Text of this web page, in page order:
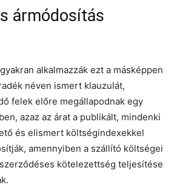
ármódosítás
alkalmazzák ezt a másképpen
néven ismert klauzulát,
felek előre megállapodnak egy
azaz az árat a publikált, mindenki
és elismert költségindexekkel
amennyiben a szállító költségei
kötelezettség teljesítése